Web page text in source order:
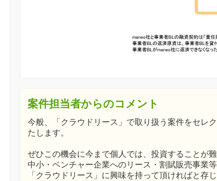
案件担当者からのコメント
今般、「クラウドリース」で取り扱う案件をセレ
たします。
ぜひこの機会に今まで個人では、投資することが
中小・ベンチャー企業へのリース・割賦販売事業
「クラウドリース」に興味を持って頂ければと存